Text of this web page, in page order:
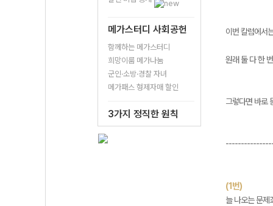
메가스터디 사회공헌
함께하는 메가스터디
희망이룸 메가나눔
군인·소방·경찰 자녀
메가패스 형제자매 할인
3가지 정직한 원칙
이번 칼럼에서
원래 둘 다 한
그렇다면 바로
(1번)
늘 나오는 문제